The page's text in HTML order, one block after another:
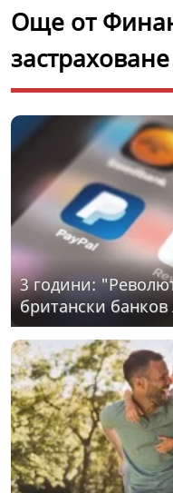
Още от
застраховане
3 години:
британски банков